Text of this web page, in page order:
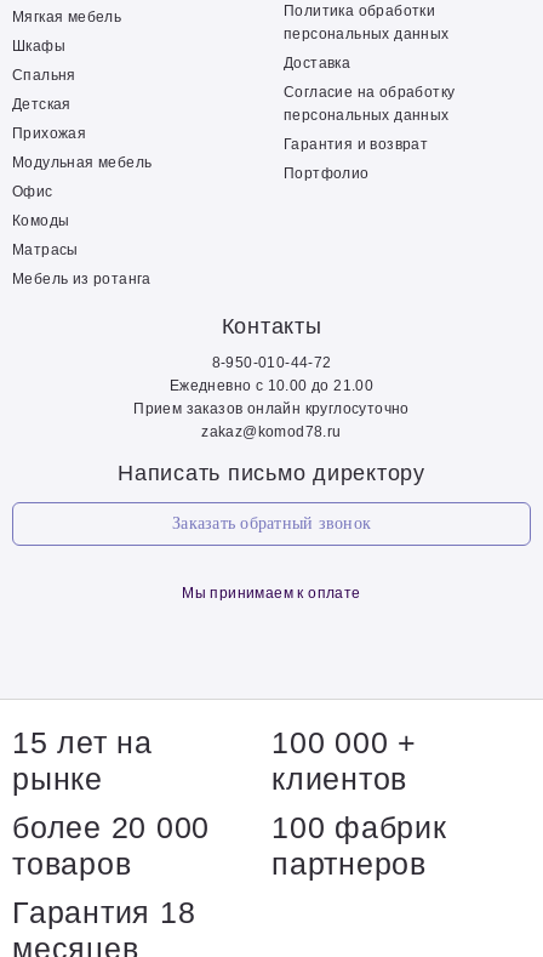
Мягкая мебель
Шкафы
Спальня
Детская
Прихожая
Модульная мебель
Офис
Комоды
Матрасы
Мебель из ротанга
Политика обработки
персональных данных
Доставка
Согласие на обработку
персональных данных
Гарантия и возврат
Портфолио
Контакты
8-950-010-44-72
Ежедневно с 10.00 до 21.00
Прием заказов онлайн круглосуточно
zakaz@komod78.ru
Написать письмо директору
Заказать обратный звонок
Мы принимаем к оплате
15 лет на
рынке
100 000 +
клиентов
более 20 000
товаров
100 фабрик
партнеров
Гарантия 18
месяцев